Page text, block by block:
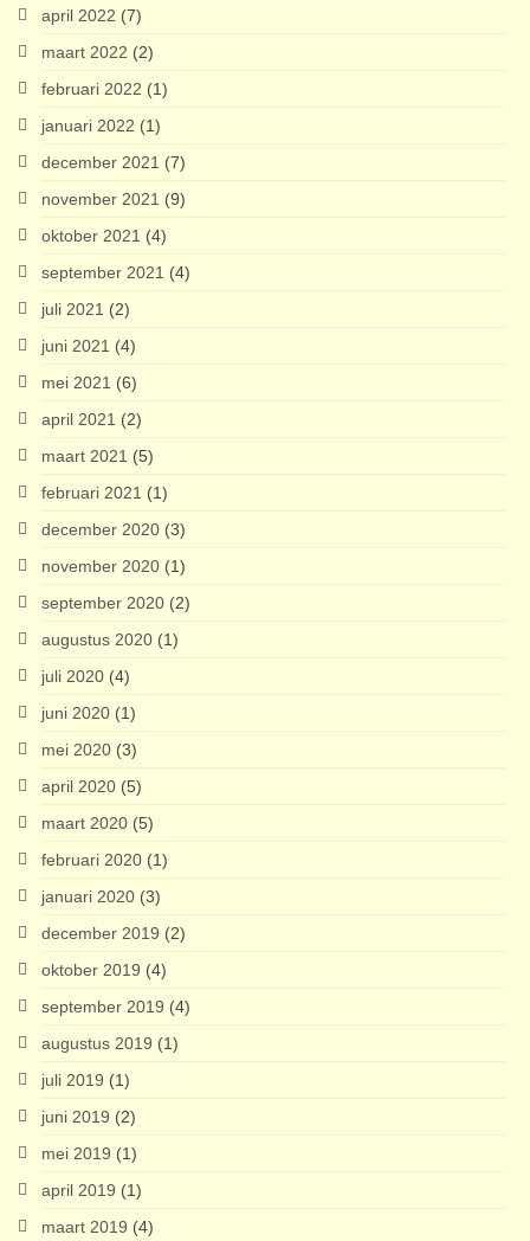
april 2022 (7)
maart 2022 (2)
februari 2022 (1)
januari 2022 (1)
december 2021 (7)
november 2021 (9)
oktober 2021 (4)
september 2021 (4)
juli 2021 (2)
juni 2021 (4)
mei 2021 (6)
april 2021 (2)
maart 2021 (5)
februari 2021 (1)
december 2020 (3)
november 2020 (1)
september 2020 (2)
augustus 2020 (1)
juli 2020 (4)
juni 2020 (1)
mei 2020 (3)
april 2020 (5)
maart 2020 (5)
februari 2020 (1)
januari 2020 (3)
december 2019 (2)
oktober 2019 (4)
september 2019 (4)
augustus 2019 (1)
juli 2019 (1)
juni 2019 (2)
mei 2019 (1)
april 2019 (1)
maart 2019 (4)